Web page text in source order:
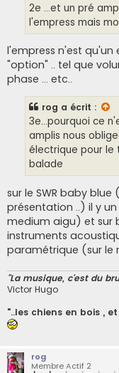
2e ...et un pré
l'empress mais
l'empress n'est
"option" .. tel que
phase ... etc..
rog a écrit :
3e...pourquoi ce
amplis nous
électrique pour le
balade
sur le SWR baby
présentation ..) il y
medium aigu) et sur
instruments
paramétrique (sur le
"La musique, c'est du
Victor Hugo
"..les chiens en bois ,
rog
Membre Actif 2